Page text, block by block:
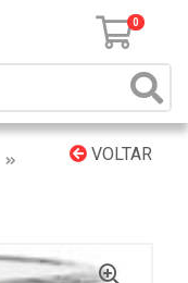
0
VOLTAR